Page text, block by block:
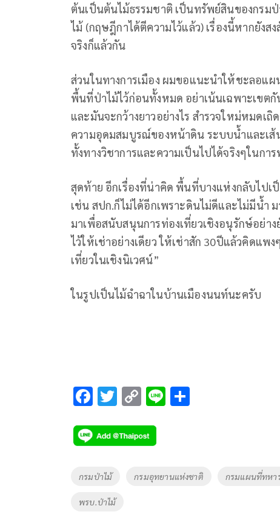
ต้นเป็นต้นไม้ธรรมชาติ เป็นทรัพย์สินของกรม
ไม้ (กฤษฎีกาได้ตีความไว้แล้ว) เรื่องนี้หากยังส
จริงก็แล้วกัน
ส่วนในทางการเมือง ผมขอแนะนำให้ชะลอแ
พื้นที่ป่าไม้ไว้ก่อนทั้งหมด อย่าเน้นเฉพาะเขต
และมันจะกว้างยาวอย่างไร สำรวจใหม่หมดเ
ความอุดมสมบูรณ์ของหน้าดิน ระบบน้ำและเส้
ทั้งทางวิชาการและความเป็นไปได้จริงๆในกา
สุดท้าย อีกเรื่องที่น่าคิด พื้นที่บางแห่งกลับไปเ
เช่น สปก.ก็ไม่ได้อีกเพราะดินไม่ดีและไม่มีน้
มาเพื่อสนับสนุนการท่องเที่ยวเชิงอนุรักษ์อย่า
ไว้ให้เช่าอย่างเดียว ให้เช่าสัก 30ปีแล้วคิดแพ
เที่ยวในเชิงนิเวศน์”
ในรูปเป็นไม้ฉำฉาในบ้านเมืองนนท์นะครับ
F
e
b
o
o
k
T
tt
er
C
p
y
Li
Li
Tags
กรมป่าไม้ กรมอุทยานแห่งชาติ กรมแผนที่ทหา
พรบ.ป่าไม้